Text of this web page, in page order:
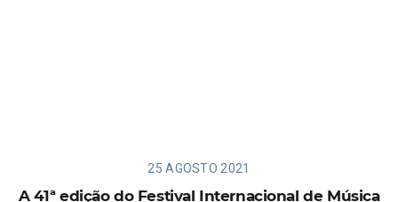
25 AGOSTO 2021
A 41ª edição do Festival Internacional de Música